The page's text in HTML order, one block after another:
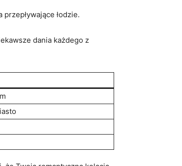
łodzie.
dania każdego z